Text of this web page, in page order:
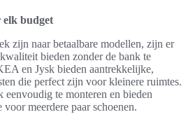
elk budget
zijn naar betaalbare modellen, zijn er
bieden zonder de bank te
en Jysk bieden aantrekkelijke,
die perfect zijn voor kleinere ruimtes.
te monteren en bieden
meerdere paar schoenen.